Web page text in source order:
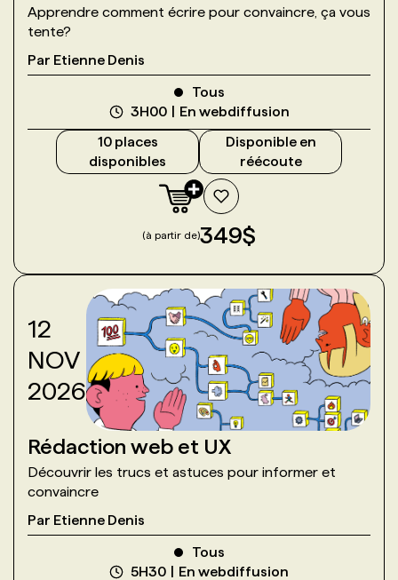
Apprendre comment écrire pour convaincre, ça vous
tente?
Par Etienne Denis
Tous
3H00
En webdiffusion
10places
disponibles
Disponible en
réécoute
(à partir de)349$
12
NOV
2026
Rédaction web et UX
Découvrir les trucs et astuces pour informer et
convaincre
Par Etienne Denis
Tous
5H30
En webdiffusion